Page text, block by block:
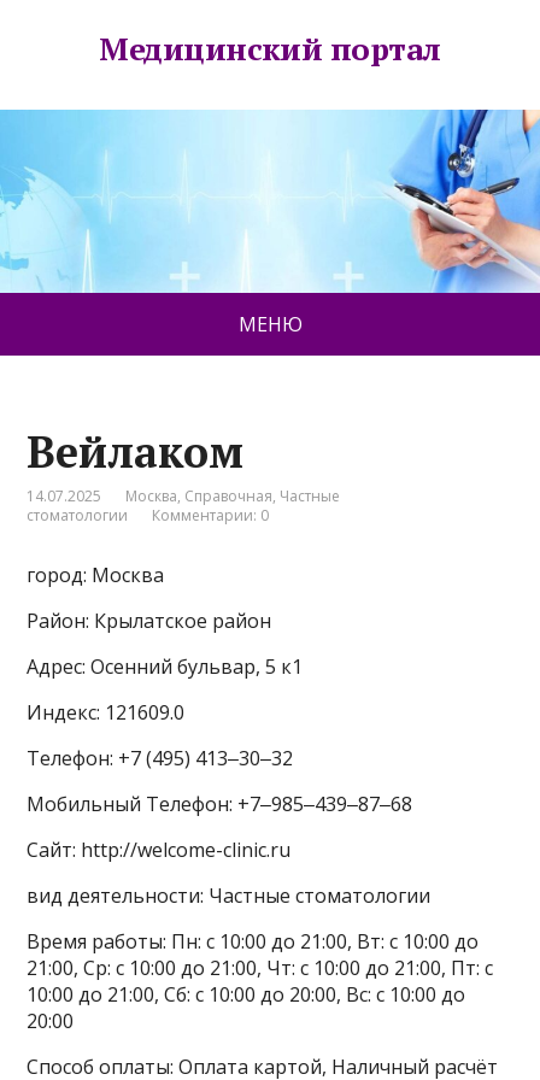
Медицинский портал
МЕНЮ
Вейлаком
14.07.2025 Москва, Справочная, Частные
стоматологии
Комментарии: 0
город: Москва
Район: Крылатское район
Адрес: Осенний бульвар, 5 к1
Индекс: 121609.0
Телефон: +7 (495) 413‒30‒32
Мобильный Телефон: +7‒985‒439‒87‒68
Сайт: http://welcome-clinic.ru
вид деятельности: Частные стоматологии
Время работы: Пн: с 10:00 до 21:00, Вт: с 10:00 до
21:00, Ср: с 10:00 до 21:00, Чт: с 10:00 до 21:00, Пт: с
10:00 до 21:00, Сб: с 10:00 до 20:00, Вс: с 10:00 до
20:00
Способ оплаты: Оплата картой, Наличный расчёт